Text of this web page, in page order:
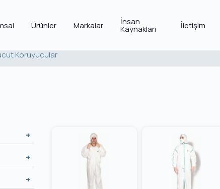
Ürünler Markalar İnsan
Kaynakları İletişim
Koruyucular